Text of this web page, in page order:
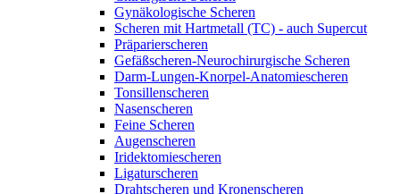
Gynäkologische Scheren
Scheren mit Hartmetall (TC) - auch Supercut
Präparierscheren
Gefäßscheren-Neurochirurgische Scheren
Darm-Lungen-Knorpel-Anatomiescheren
Tonsillenscheren
Nasenscheren
Feine Scheren
Augenscheren
Iridektomiescheren
Ligaturscheren
Drahtscheren und Kronenscheren